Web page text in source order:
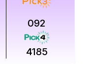
092
4185